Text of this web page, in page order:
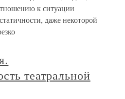
к ситуации
даже некоторой
театральной